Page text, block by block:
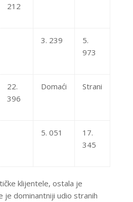
212
3. 239
5.
973
22.
396
Domaći Strani
5. 051
17.
345
klijentele, ostala je
je dominantniji udio stranih